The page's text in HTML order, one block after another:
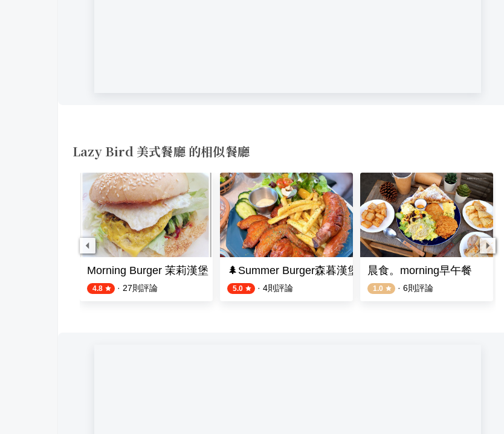
Lazy Bird 美式餐廳 的相似餐廳
Morning Burger 茉莉漢堡
4.8 · 27則評論
🌲Summer Burger森暮漢堡☀️Brunch•美式漢堡•熱壓古巴
5.0 · 4則評論
晨食。morning早午餐
1.0 · 6則評論